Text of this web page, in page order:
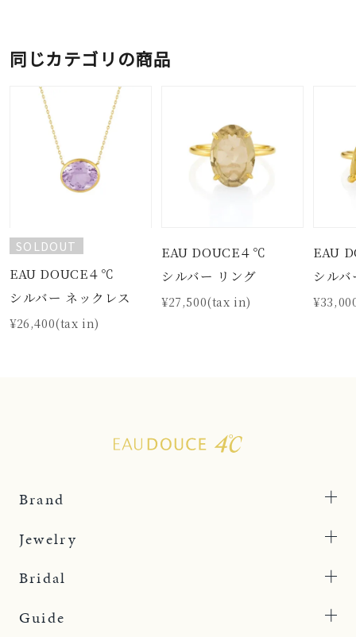
同じカテゴリの商品
SOLDOUT
EAU DOUCE４℃
シルバー ネックレス
¥26,400(tax in)
EAU DOUCE４℃
シルバー リング
¥27,500(tax in)
EAU
シル
Brand
Jewelry
Bridal
Guide